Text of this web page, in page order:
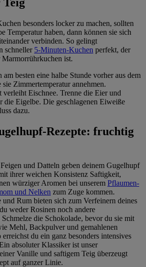
besonders locker zu machen, sollten
Temperatur haben, dann können sie sich
verbinden. So gelingt
schneller 5-Minuten-Kuchen perfekt, der
ist.
besten eine halbe Stunde vorher aus dem
Zimmertemperatur annehmen.
Eischnee. Trenne die Eier und
die Eigelbe. Die geschlagenen Eiweiße
dazu.
Rezepte: fruchtig
und Datteln geben deinem Gugelhupf
ihrer weichen Konsistenz Saftigkeit,
würziger Aromen bei unserem Pflaumen-
und Nelken zum Zuge kommen.
und Rum bieten sich zum Verfeinern deines
weder Rosinen noch andere
die Schokolade, bevor du sie mit
Mehl, Backpulver und gemahlenen
du ein ganz besonders intensives
absoluter Klassiker ist unser
Vanille und saftigem Teig überzeugt
auf ganzer Linie.